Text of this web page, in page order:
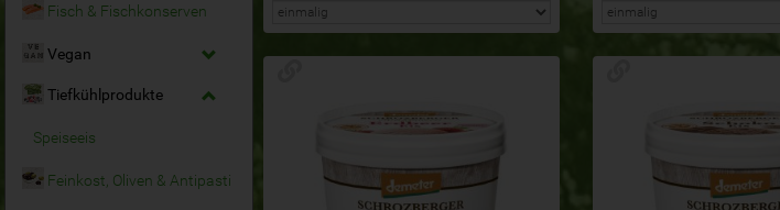
Fisch & Fischkonserven
Vegan
Tiefkühlprodukte
Speiseeis
Feinkost, Oliven & Antipasti